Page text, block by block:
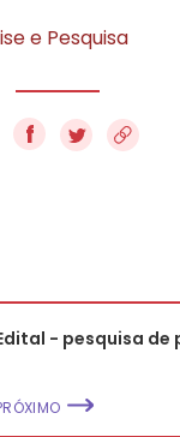
e Pesquisa
f
- pesquisa